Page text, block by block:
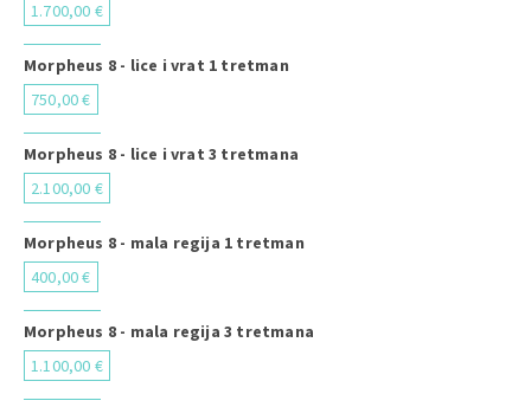
1.700,00 €
Morpheus 8 - lice i vrat 1 tretman
750,00 €
Morpheus 8 - lice i vrat 3 tretmana
2.100,00 €
Morpheus 8 - mala regija 1 tretman
400,00 €
Morpheus 8 - mala regija 3 tretmana
1.100,00 €